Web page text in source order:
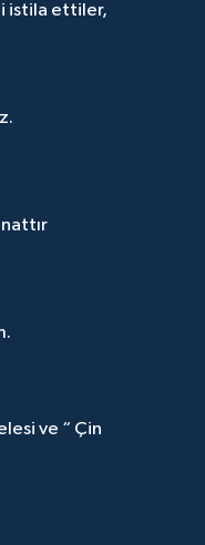
istila ettiler,
ve “ Çin